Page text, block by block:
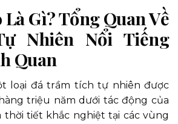
Gì? Tổng Quan Về
Nhiên Nổi Tiếng
Quan
loại đá trầm tích tự nhiên được
triệu năm dưới tác động của
thời tiết khắc nghiệt tại các vùng